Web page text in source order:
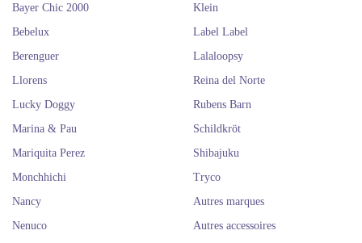
Bayer Chic 2000
Bebelux
Berenguer
Klein
Label Label
Lalaloopsy
Llorens
Lucky Doggy
Marina & Pau
Mariquita Perez
Monchhichi
Nancy
Nenuco
Reina del Norte
Rubens Barn
Schildkröt
Shibajuku
Tryco
Autres marques
Autres accessoires